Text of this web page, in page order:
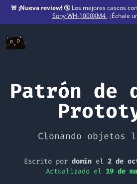
🚨 ¡Nueva review! 🔇 Los mejores cascos
Sony WH-1000XM4 . ¡Échale
Patrón de
Clonando objetos
Escrito por domin el 2 de
Actualizado el 19 de